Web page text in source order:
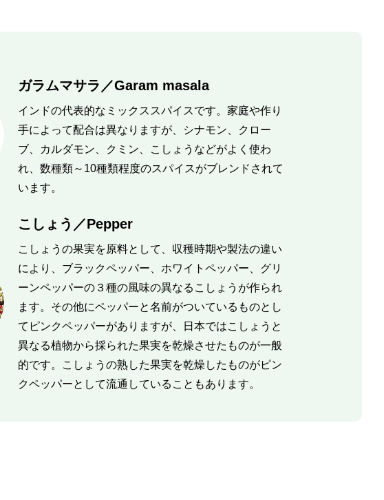
ガラムマサラ／Garam masala
インドの代表的なミックススパイスです。家庭や作り
手によって配合は異なりますが、シナモン、クロー
ブ、カルダモン、クミン、こしょうなどがよく使わ
れ、数種類～10種類程度のスパイスがブレンドされて
います。
こしょう／Pepper
こしょうの果実を原料として、収穫時期や製法の違い
により、ブラックペッパー、ホワイトペッパー、グリ
ーンペッパーの３種の風味の異なるこしょうが作られ
ます。その他にペッパーと名前がついているものとし
てピンクペッパーがありますが、日本ではこしょうと
異なる植物から採られた果実を乾燥させたものが一般
的です。こしょうの熟した果実を乾燥したものがピン
クペッパーとして流通していることもあります。